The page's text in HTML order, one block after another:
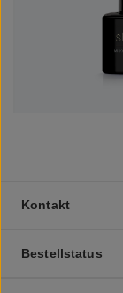
Kontakt
Bestellstatus